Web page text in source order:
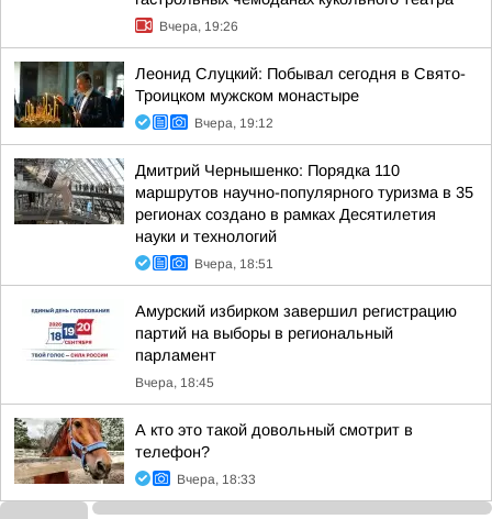
Вчера, 19:26
Леонид Слуцкий: Побывал сегодня в Свято-
Троицком мужском монастыре
Вчера, 19:12
Дмитрий Чернышенко: Порядка 110
маршрутов научно-популярного туризма в 35
регионах создано в рамках Десятилетия
науки и технологий
Вчера, 18:51
Амурский избирком завершил регистрацию
партий на выборы в региональный
парламент
Вчера, 18:45
А кто это такой довольный смотрит в
телефон?
Вчера, 18:33